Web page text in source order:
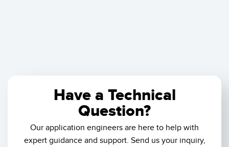
Have a Technical
Question?
Our application engineers are here to help with
expert guidance and support. Send us your inquiry,